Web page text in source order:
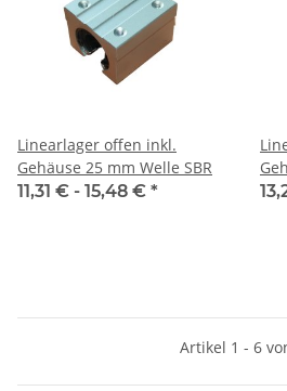
Linearlager offen inkl.
Gehäuse 25 mm Welle SBR
11,31 € - 15,48 € *
Artikel 1 - 6